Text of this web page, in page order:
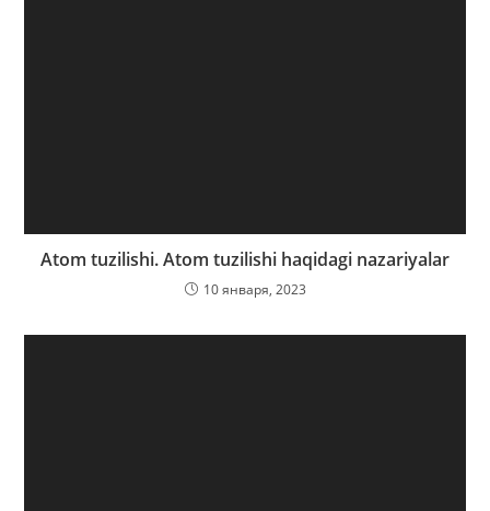
Atom tuzilishi. Atom tuzilishi haqidagi nazariyalar
10 января, 2023